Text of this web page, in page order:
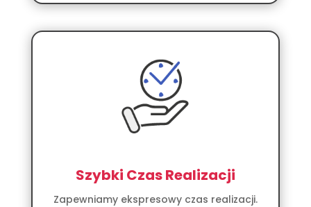
Szybki Czas Realizacji
Zapewniamy ekspresowy czas realizacji.